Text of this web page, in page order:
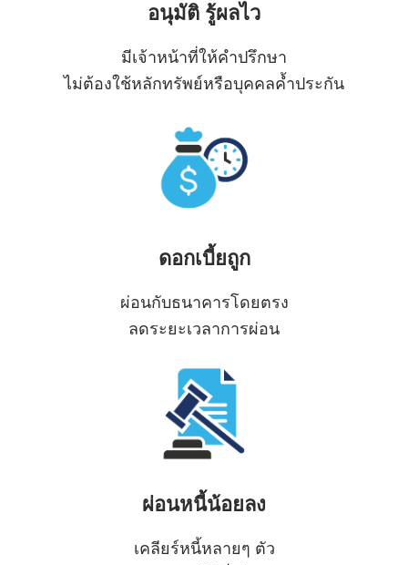
อนุมัติ รู้ผลไว
มีเจ้าหน้าที่ให้คำปรึกษา
ไม่ต้องใช้หลักทรัพย์หรือบุคคลค้ำประกัน
ดอกเบี้ยถูก
ผ่อนกับธนาคารโดยตรง
ลดระยะเวลาการผ่อน
ผ่อนหนี้น้อยลง
เคลียร์หนี้หลายๆ ตัว